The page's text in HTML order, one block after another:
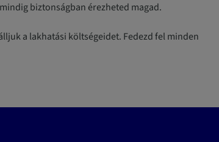
biztonságban érezheted magad.
a lakhatási költségeidet. Fedezd fel minden